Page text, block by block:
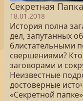
Секретная
18.01.2018
История полна
дел, запутанных
блистательными
свершениями?
заговорами и
Неизвестные
достоверные
«Секретной